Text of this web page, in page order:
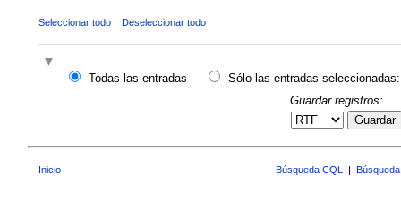
Seleccionar todo Deseleccionar todo
Todas las entradas
Sólo las entradas seleccionadas:
Guardar registros:
Guardar
Inicio Búsqueda CQL